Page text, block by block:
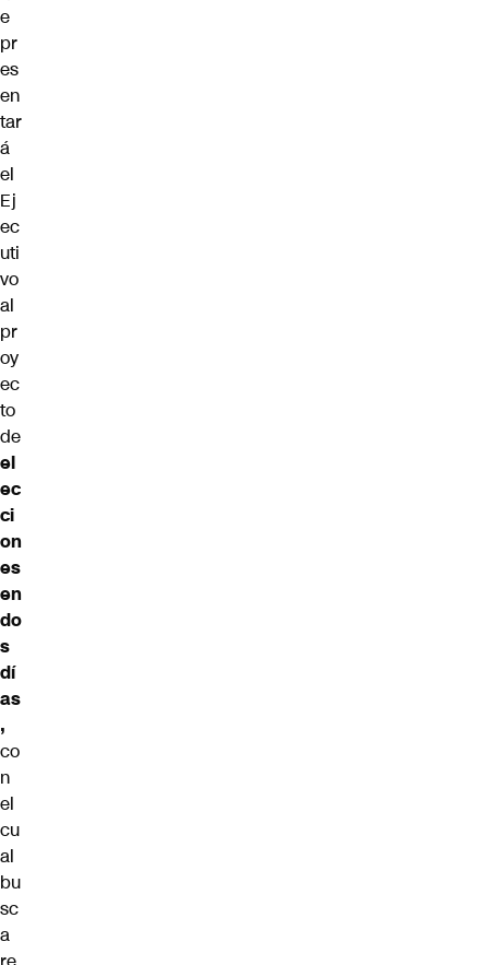
e
pr
es
en
tar
á
el
Ej
ec
uti
vo
al
pr
oy
ec
to
de
el
ec
ci
on
es
en
do
s
dí
as
,
co
n
el
cu
al
bu
sc
a